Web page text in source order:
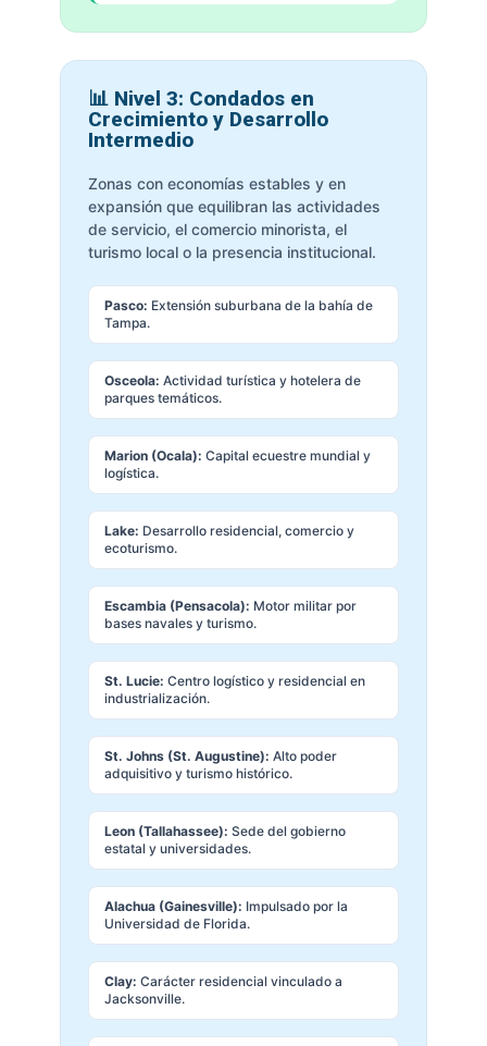
📊 Nivel 3: Condados en
Crecimiento y Desarrollo
Intermedio
Zonas con economías estables y en
expansión que equilibran las actividades
de servicio, el comercio minorista, el
turismo local o la presencia institucional.
Pasco: Extensión suburbana de la bahía de
Tampa.
Osceola: Actividad turística y hotelera de
parques temáticos.
Marion (Ocala): Capital ecuestre mundial y
logística.
Lake: Desarrollo residencial, comercio y
ecoturismo.
Escambia (Pensacola): Motor militar por
bases navales y turismo.
St. Lucie: Centro logístico y residencial en
industrialización.
St. Johns (St. Augustine): Alto poder
adquisitivo y turismo histórico.
Leon (Tallahassee): Sede del gobierno
estatal y universidades.
Alachua (Gainesville): Impulsado por la
Universidad de Florida.
Clay: Carácter residencial vinculado a
Jacksonville.